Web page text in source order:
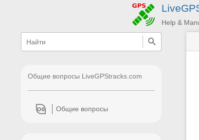
Help &
быстрый
поиск
Общие вопросы LiveGPStracks.com
Об Общие вопросы